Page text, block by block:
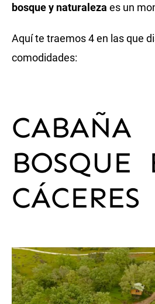
bosque y naturaleza es un
Aquí te traemos 4 en las que
comodidades:
CABAÑA
BOSQUE
CÁCERES